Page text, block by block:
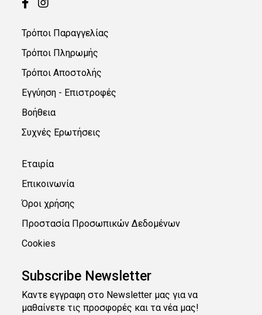
Τρόποι Παραγγελίας
Τρόποι Πληρωμής
Τρόποι Αποστολής
Εγγύηση - Επιστροφές
Βοήθεια
Συχνές Ερωτήσεις
Εταιρία
Επικοινωνία
Όροι χρήσης
Προστασία Προσωπικών Δεδομένων
Cookies
Subscribe Newsletter
Καντε εγγραφη στο Newsletter μας για να
μαθαίνετε τις προσφορές και τα νέα μας!